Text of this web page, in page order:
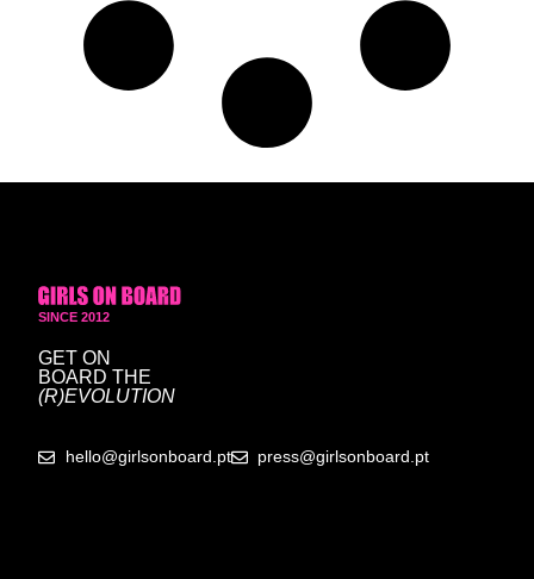
SINCE 2012
GET ON
BOARD THE
(R)EVOLUTION
hello@girlsonboard.pt press@girlsonboard.pt